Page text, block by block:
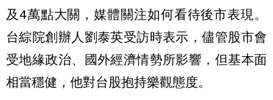
及4萬點大關，媒體關注如何看待後市表現。
台綜院創辦人劉泰英受訪時表示，儘管股市會
受地緣政治、國外經濟情勢所影響，但基本面
相當穩健，他對台股抱持樂觀態度。